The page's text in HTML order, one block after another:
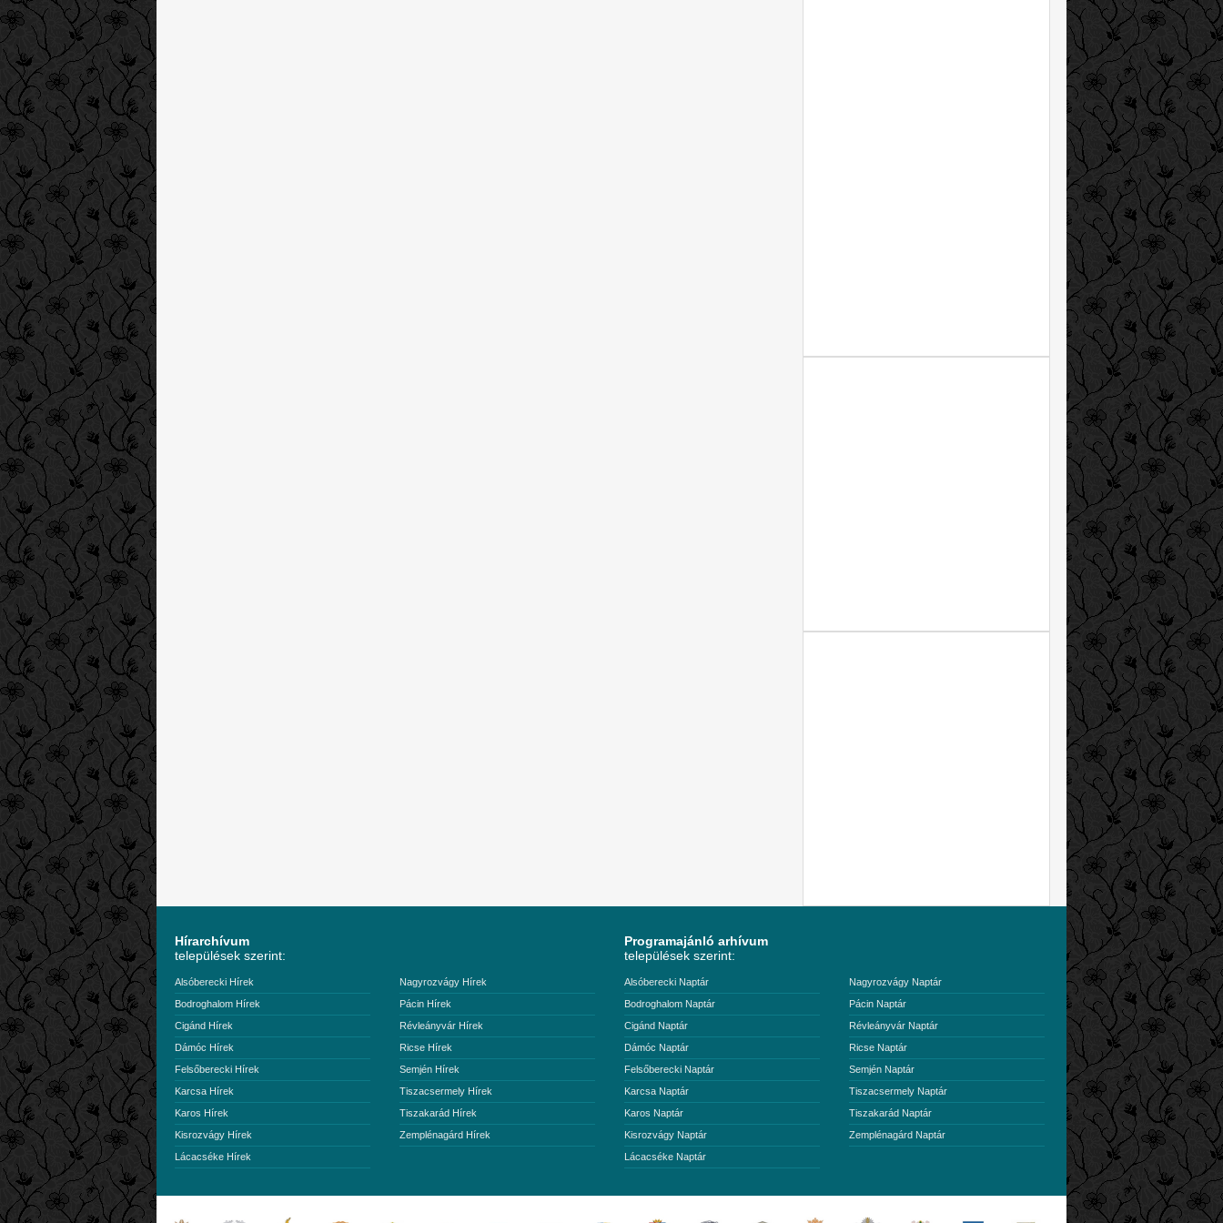
Hírarchívum
települések szerint:
Alsóberecki Hírek
Bodroghalom Hírek
Cigánd Hírek
Dámóc Hírek
Felsőberecki Hírek
Karcsa Hírek
Karos Hírek
Kisrozvágy Hírek
Lácacséke Hírek
Nagyrozvágy Hírek
Pácin Hírek
Révleányvár Hírek
Ricse Hírek
Semjén Hírek
Tiszacsermely Hírek
Tiszakarád Hírek
Zemplénagárd Hírek
Programajánló arhívum
települések szerint:
Alsóberecki Naptár
Bodroghalom Naptár
Cigánd Naptár
Dámóc Naptár
Felsőberecki Naptár
Karcsa Naptár
Karos Naptár
Kisrozvágy Naptár
Lácacséke Naptár
Nagyrozvágy Naptár
Pácin Naptár
Révleányvár Naptár
Ricse Naptár
Semjén Naptár
Tiszacsermely Naptár
Tiszakarád Naptár
Zemplénagárd Naptár